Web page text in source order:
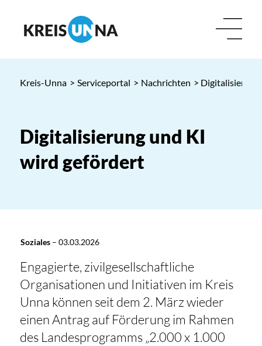
Kreis-Unna > Serviceportal > Nachrichten >
Digitalisierung und KI
wird gefördert
Soziales– 03.03.2026
Engagierte, zivilgesellschaftliche
Organisationen und Initiativen im Kreis
Unna können seit dem 2. März wieder
einen Antrag auf Förderung im Rahmen
des Landesprogramms „2.000 x 1.000